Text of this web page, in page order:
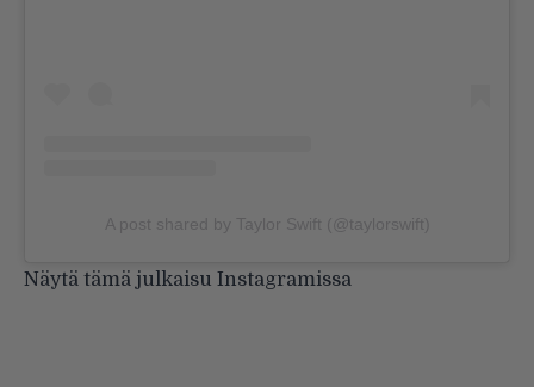
A post shared by Taylor Swift (@taylorswift)
Näytä tämä julkaisu Instagramissa